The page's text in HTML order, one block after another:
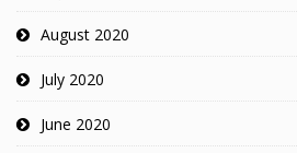
August 2020
July 2020
June 2020